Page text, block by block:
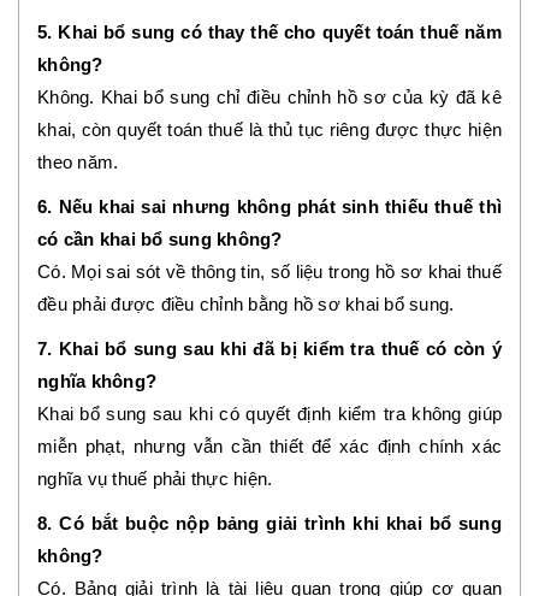
5. Khai bổ sung có thay thế cho quyết toán thuế năm
không?
Không. Khai bổ sung chỉ điều chỉnh hồ sơ của kỳ đã kê
khai, còn quyết toán thuế là thủ tục riêng được thực hiện
theo năm.
6. Nếu khai sai nhưng không phát sinh thiếu thuế thì
có cần khai bổ sung không?
Có. Mọi sai sót về thông tin, số liệu trong hồ sơ khai thuế
đều phải được điều chỉnh bằng hồ sơ khai bổ sung.
7. Khai bổ sung sau khi đã bị kiểm tra thuế có còn ý
nghĩa không?
Khai bổ sung sau khi có quyết định kiểm tra không giúp
miễn phạt, nhưng vẫn cần thiết để xác định chính xác
nghĩa vụ thuế phải thực hiện.
8. Có bắt buộc nộp bảng giải trình khi khai bổ sung
không?
Có. Bảng giải trình là tài liệu quan trọng giúp cơ quan